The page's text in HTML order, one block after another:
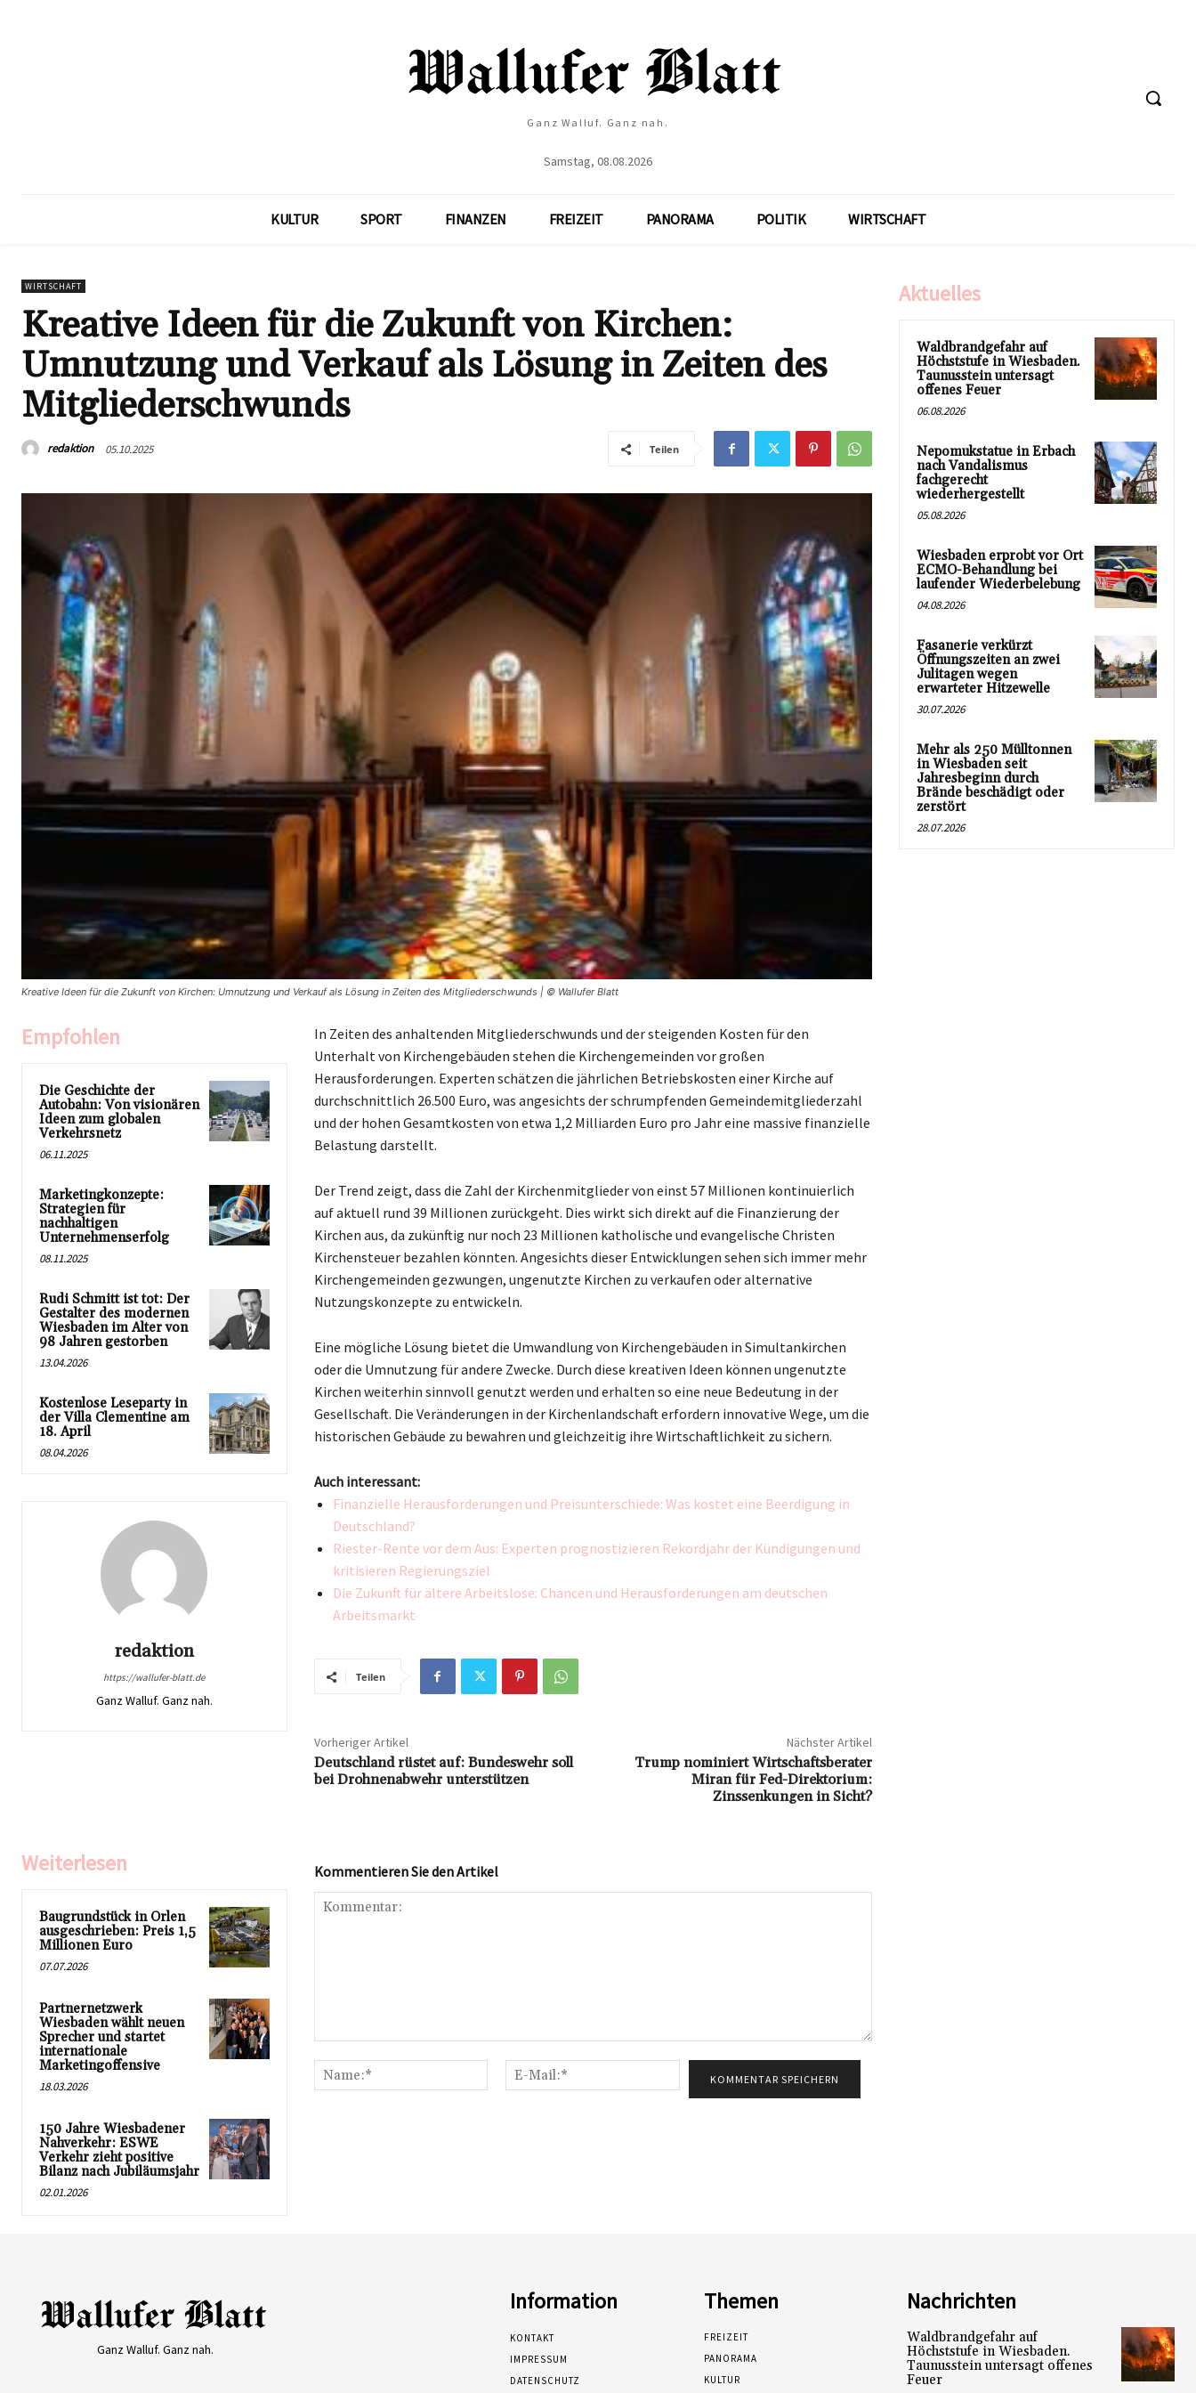
Ganz Walluf. Ganz nah.
Samstag, 08.08.2026
KULTUR SPORT FINANZEN FREIZEIT PANORAMA POLITIK WIRTSCHAFT
WIRTSCHAFT
Kreative Ideen für die Zukunft von Kirchen:
Umnutzung und Verkauf als Lösung in Zeiten des
Mitgliederschwunds
redaktion 05.10.2025 Teilen
Kreative Ideen für die Zukunft von Kirchen: Umnutzung und Verkauf als Lösung in Zeiten des Mitgliederschwunds | © Wallufer Blatt
Empfohlen
Die Geschichte der
Autobahn: Von visionären
Ideen zum globalen
Verkehrsnetz
06.11.2025
Marketingkonzepte:
Strategien für
nachhaltigen
Unternehmenserfolg
08.11.2025
Rudi Schmitt ist tot: Der
Gestalter des modernen
Wiesbaden im Alter von
98 Jahren gestorben
13.04.2026
Kostenlose Leseparty in
der Villa Clementine am
18. April
08.04.2026
redaktion
https://wallufer-blatt.de
Ganz Walluf. Ganz nah.
In Zeiten des anhaltenden Mitgliederschwunds und der steigenden Kosten für den
Unterhalt von Kirchengebäuden stehen die Kirchengemeinden vor großen
Herausforderungen. Experten schätzen die jährlichen Betriebskosten einer Kirche auf
durchschnittlich 26.500 Euro, was angesichts der schrumpfenden Gemeindemitgliederzahl
und der hohen Gesamtkosten von etwa 1,2 Milliarden Euro pro Jahr eine massive finanzielle
Belastung darstellt.
Der Trend zeigt, dass die Zahl der Kirchenmitglieder von einst 57 Millionen kontinuierlich
auf aktuell rund 39 Millionen zurückgeht. Dies wirkt sich direkt auf die Finanzierung der
Kirchen aus, da zukünftig nur noch 23 Millionen katholische und evangelische Christen
Kirchensteuer bezahlen könnten. Angesichts dieser Entwicklungen sehen sich immer mehr
Kirchengemeinden gezwungen, ungenutzte Kirchen zu verkaufen oder alternative
Nutzungskonzepte zu entwickeln.
Eine mögliche Lösung bietet die Umwandlung von Kirchengebäuden in Simultankirchen
oder die Umnutzung für andere Zwecke. Durch diese kreativen Ideen können ungenutzte
Kirchen weiterhin sinnvoll genutzt werden und erhalten so eine neue Bedeutung in der
Gesellschaft. Die Veränderungen in der Kirchenlandschaft erfordern innovative Wege, um die
historischen Gebäude zu bewahren und gleichzeitig ihre Wirtschaftlichkeit zu sichern.
Auch interessant:
Finanzielle Herausforderungen und Preisunterschiede: Was kostet eine Beerdigung in
Deutschland?
Riester-Rente vor dem Aus: Experten prognostizieren Rekordjahr der Kündigungen und
kritisieren Regierungsziel
Die Zukunft für ältere Arbeitslose: Chancen und Herausforderungen am deutschen
Arbeitsmarkt
Teilen
Vorheriger Artikel
Deutschland rüstet auf: Bundeswehr soll
bei Drohnenabwehr unterstützen
Nächster Artikel
Trump nominiert Wirtschaftsberater
Miran für Fed-Direktorium:
Zinssenkungen in Sicht?
Weiterlesen
Baugrundstück in Orlen
ausgeschrieben: Preis 1,5
Millionen Euro
07.07.2026
Partnernetzwerk
Wiesbaden wählt neuen
Sprecher und startet
internationale
Marketingoffensive
18.03.2026
150 Jahre Wiesbadener
Nahverkehr: ESWE
Verkehr zieht positive
Bilanz nach Jubiläumsjahr
02.01.2026
Kommentieren Sie den Artikel
Name:*
Mail:*
Aktuelles
Waldbrandgefahr auf
Höchststufe in Wiesbaden.
Taunusstein untersagt
offenes Feuer
06.08.2026
Nepomukstatue in Erbach
nach Vandalismus
fachgerecht
wiederhergestellt
05.08.2026
Wiesbaden erprobt vor Ort
ECMO-Behandlung bei
laufender Wiederbelebung
04.08.2026
Fasanerie verkürzt
Öffnungszeiten an zwei
Julitagen wegen
erwarteter Hitzewelle
30.07.2026
Mehr als 250 Mülltonnen
in Wiesbaden seit
Jahresbeginn durch
Brände beschädigt oder
zerstört
28.07.2026
Ganz Walluf. Ganz nah.
Information
KONTAKT
IMPRESSUM
DATENSCHUTZ
Themen
FREIZEIT
PANORAMA
KULTUR
Nachrichten
Waldbrandgefahr auf
Höchststufe in Wiesbaden.
Taunusstein untersagt offenes
Feuer